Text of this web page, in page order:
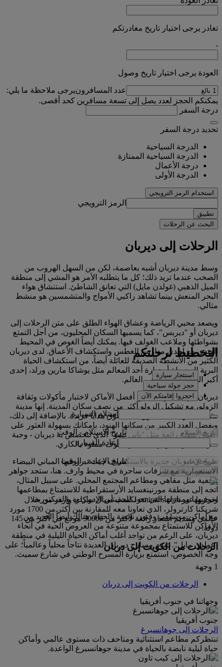
تغادر يرجى اختيار تاريخ مغادرتكم
-
العودة يرجى اختيار تاريخ وصول
عدد المسافرونيرجى ملاحظة ما يلي:
يمكنكم الحجز لعدد يصل إلى تسعة مسافرين كحد أقصى.
درجة السفر
تحديد درجة السفر
الدرجة السياحية
الدرجة السياحية الممتازة
درجة الأعمال
الدرجة الأولى
استخدام الرمز الترويجي
الرمز الترويجي
تطبيق
البحث عن الرحلات
الرحلات إلى ديربان
وسط مدينة ديربان أشبه بعاصمة، لكن من السهل الهروب من
الصخب عندما تريد ذلك؛ كل ما يتطلبه الأمر هو المشي إلى منطقة
الميل الذهبي (غولدن مايل) التي تعانق الشاطئ. استنشاق هواء
البحر المنعش بينما تشاهد راكبي الأمواج والمتشمسين هو منشط
مثالي.
ويصعد محبي الرياضة وعشاق الهواء الطلق على متن الرحلات إلى
ديربان أو "ديربس"، كما يسميها السكان المحليون، من أجل التمتع
بشواطئها وملاعب الغولف فيها. يمكنك أيضاً الغوص في المحيط
الهندي مع إحدى مدارس الغطس واستكشاف الأعماق. لدى ديربان
الكثير من الأنشطة الصديقة للعائلة أيضاً، من استكشاف الحياة
البرية المحيطة أو زيارة أحد المعالم مثل يوشاكا مارين ورلد، إحدى
أكبر الحدائق المائية في العالم.
ديربان هي أيضاً واحدة من أفضل الأماكن لاختبار مأكولات وثقافة
الزولو، مع تشكيل الزولو أكثر من نصف سكان المدينة. إنها مدينة
مثالية لتجربة انتقائية ورائعة لتسوّق هدايا فريدة. بالإضافة إلى ذلك،
وبفضل العدد الكبير من سكانها الهنود، بإمكانك بسهولة العثور على
أطباق شهية رائعة مثل "باني تشو" الذي تتخصص به ديربان - وجبة
سريعة تتكون من رغيف خبز مجوف مملوء بالكاري.
ضواحي ديربان جديرة بالاستكشاف حيث تبرز فيها المباني البيضاء
الاستعمارية مع شرفات ساحرة في محيط وارف. هنا، ستجد جواهر
مخفية مثل مقاهي ومطاعم المجتمع المحلي. على سبيل المثال،
اتجه إلى منطقة مورنينغسايد الأرستقراطية للاستمتاع بمطاعمها
وترفيهها ومنازلها التي تعود للحقبتين الإدواردية والفيكتورية.
مع أماكن موسيقى وفنون نابضة بالحياة، هنالك أيضاً العديد من
الأماكن للاستمتاع بمجموعة متنوعة من العروض الحية في أنحاء
ديربان، على الرغم من تواجد أغلب أماكن الحياة الليلية في منطقة
"غولدن مايل". تقدم مسارح ديربان العديدة نتاجاً محلياً وعالمياً؛ على
وجه الخصوص، استمتع بزيارة المسرح الوطني في شارع سميث.
التخطيط لرحلتكم
استئجار سيارة
حجز جولة سياحية
احجزوا إقامتكم الآن
استلام السيارة
تاريخ الاستلام - الوقت
إعادة السيارة
تاريخ الإعادة - الوقت
التحقق من الأسعار
احجزوا عبر emirates.com لكسب أميال سكاي واردز من خلال
شريكنا كارترولر، الذي تعاونا معه للمقارنة بين أكثر من 1700 مورد
عالمي وتقديم أسعار رائعة لأكثر من 50000 موقع في أكثر من 145
دولة.
الرحلات من الكويت إلى دربان
1 وجهة
الرحلات من الكويت إلى دربان
وجهاتنا في جنوب أفريقيا
جنوب أفريقيا
الرحلات إلى جوهانسبرغ
تنتظركم مطاعم استثنائية ومتاحف ذات مستوى عالمي وأماكن
حياة ليلية نابضة بالحياة في مدينة جوهانسبرغ الواعدة.